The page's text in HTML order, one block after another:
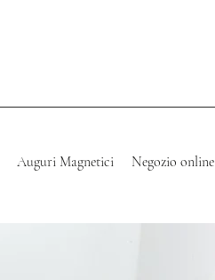
Auguri Magnetici Negozio online